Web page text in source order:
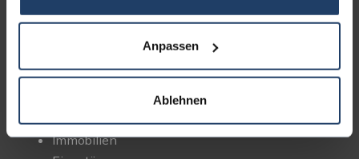
Anpassen
Ablehnen
Telefon: 06173 - 963 84 44
INHALT
Start
Immobilien